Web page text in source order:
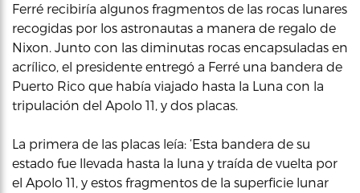
Ferré recibiría algunos fragmentos de las rocas lunares
recogidas por los astronautas a manera de regalo de
Nixon. Junto con las diminutas rocas encapsuladas en
acrílico, el presidente entregó a Ferré una bandera de
Puerto Rico que había viajado hasta la Luna con la
tripulación del Apolo 11, y dos placas.
La primera de las placas leía: ‘Esta bandera de su
estado fue llevada hasta la luna y traída de vuelta por
el Apolo 11, y estos fragmentos de la superficie lunar